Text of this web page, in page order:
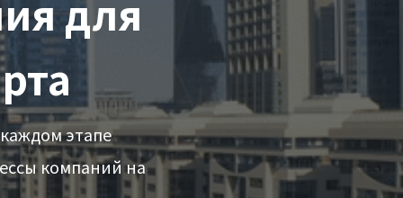
для
этапе
компаний на